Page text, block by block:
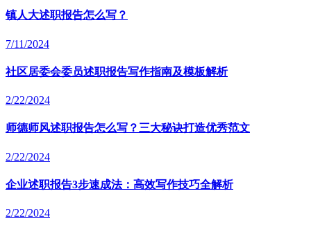
镇人大述职报告怎么写？
7/11/2024
社区居委会委员述职报告写作指南及模板解析
2/22/2024
师德师风述职报告怎么写？三大秘诀打造优秀范文
2/22/2024
企业述职报告3步速成法：高效写作技巧全解析
2/22/2024